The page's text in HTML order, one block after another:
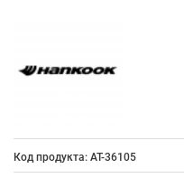
Код продукта: AT-36105